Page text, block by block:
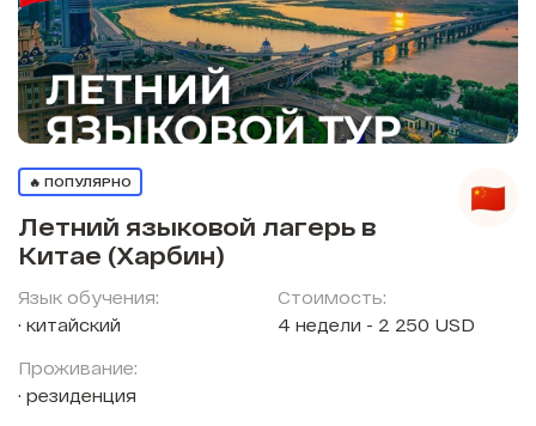
🔥 ПОПУЛЯРНО
Летний языковой лагерь в
Китае (Харбин)
Язык обучения:
китайский
Проживание:
резиденция
Стоимость:
4 недели - 2 250 USD